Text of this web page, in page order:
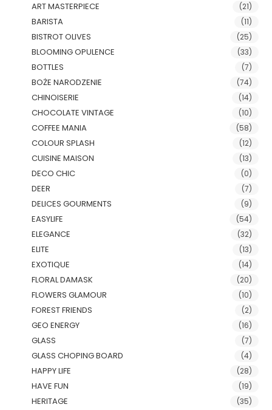
ART MASTERPIECE (21)
BARISTA (11)
BISTROT OLIVES (25)
BLOOMING OPULENCE (33)
BOTTLES (7)
BOŻE NARODZENIE (74)
CHINOISERIE (14)
CHOCOLATE VINTAGE (10)
COFFEE MANIA (58)
COLOUR SPLASH (12)
CUISINE MAISON (13)
DECO CHIC (0)
DEER (7)
DELICES GOURMENTS (9)
EASYLIFE (54)
ELEGANCE (32)
ELITE (13)
EXOTIQUE (14)
FLORAL DAMASK (20)
FLOWERS GLAMOUR (10)
FOREST FRIENDS (2)
GEO ENERGY (16)
GLASS (7)
GLASS CHOPING BOARD (4)
HAPPY LIFE (28)
HAVE FUN (19)
HERITAGE (35)